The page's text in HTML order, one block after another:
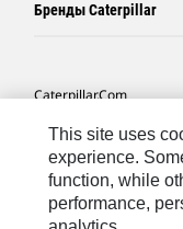
Бренды Caterpillar
Caterpillar.com
Связаться С Caterpillar
Карта Сайта
Cookie Settings
This site uses
experience.
function, while
performance,